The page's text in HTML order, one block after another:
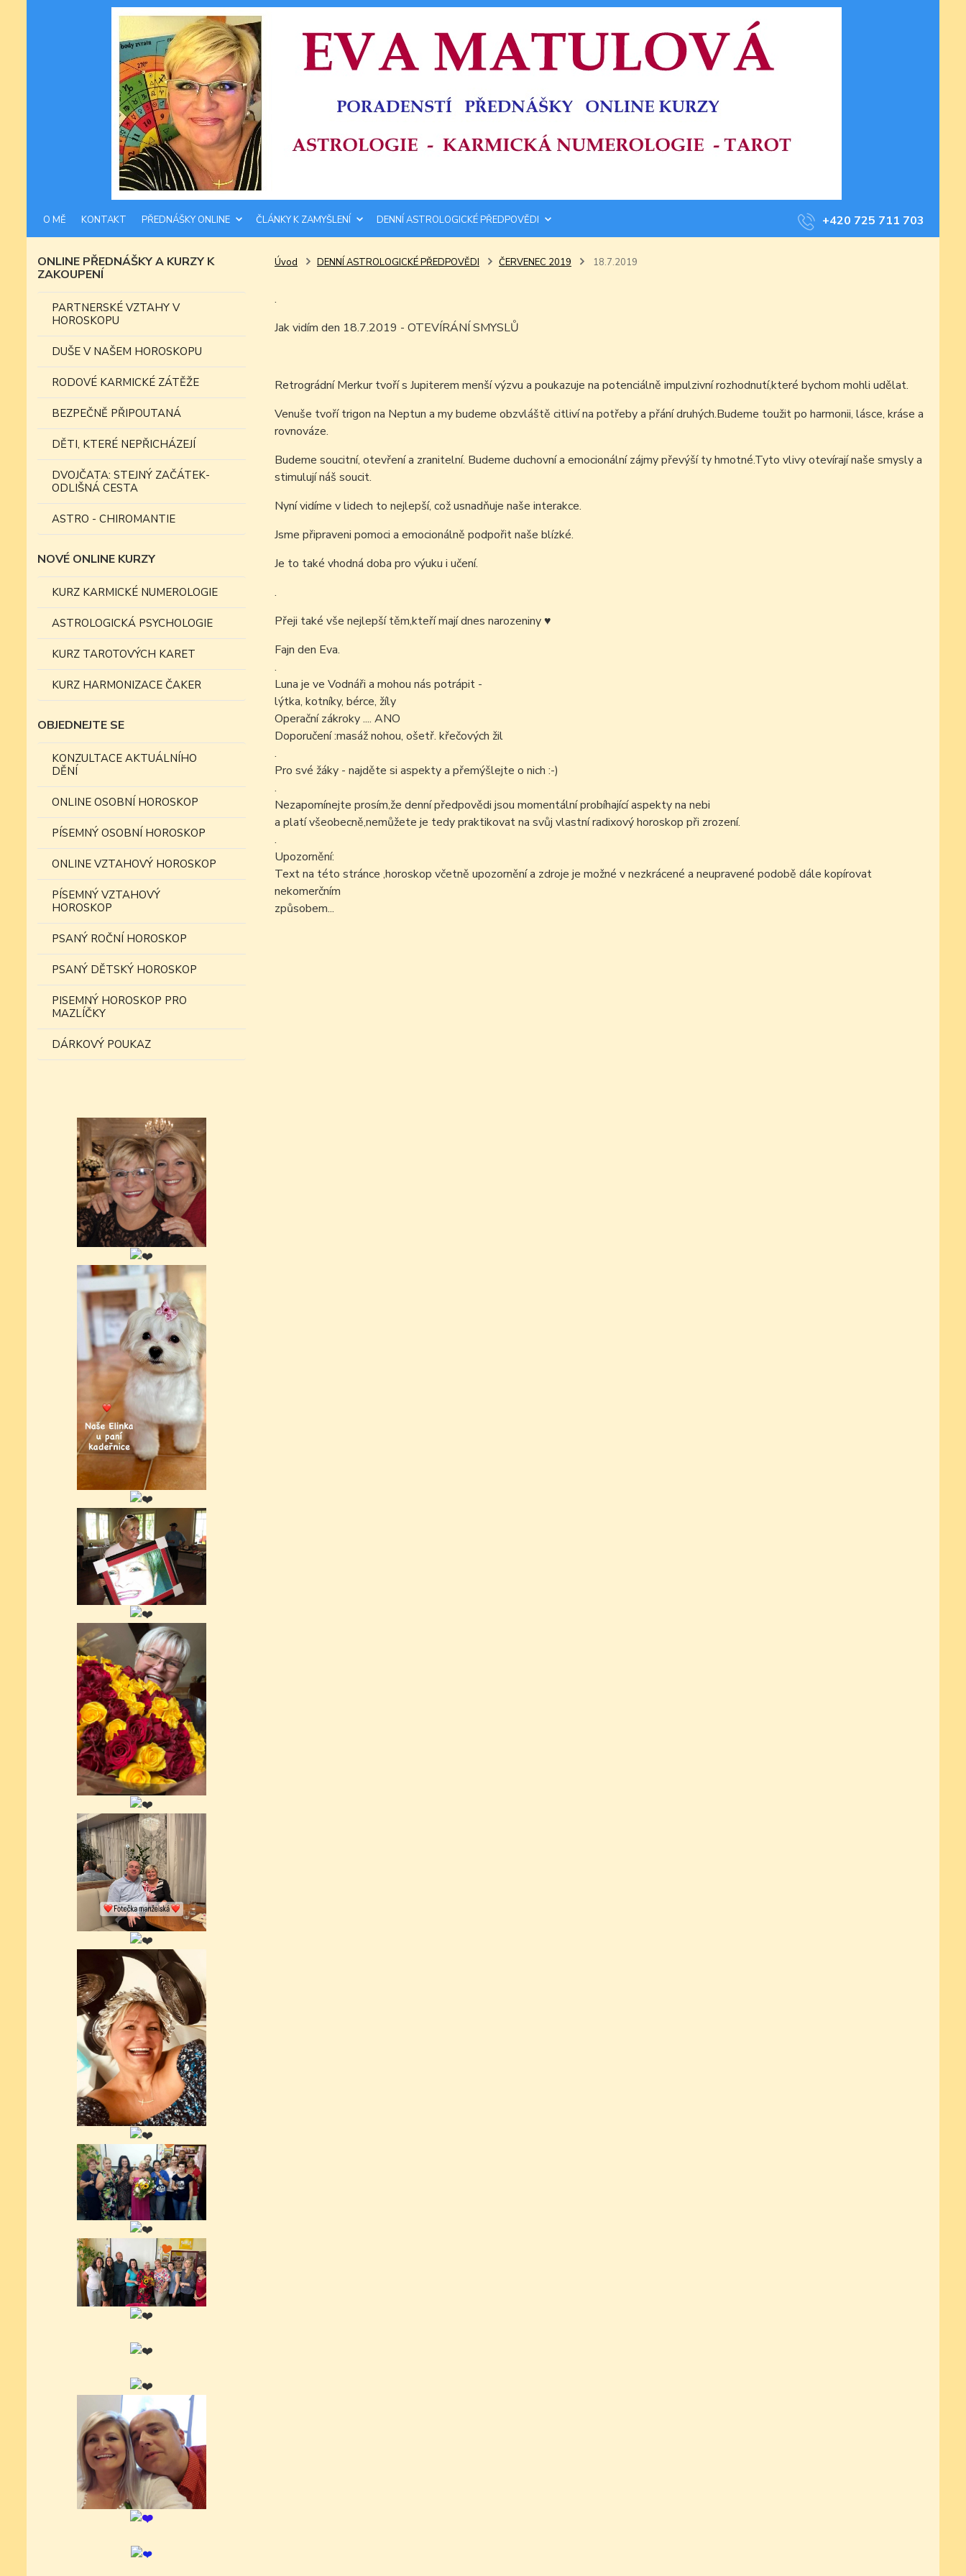
O MĚ KONTAKT PŘEDNÁŠKY ONLINE ČLÁNKY K ZAMYŠLENÍ DENNÍ ASTROLOGICKÉ PŘEDPOVĚDI +420 725 711 703
ONLINE PŘEDNÁŠKY A KURZY K
ZAKOUPENÍ
PARTNERSKÉ VZTAHY V
HOROSKOPU
DUŠE V NAŠEM HOROSKOPU
RODOVÉ KARMICKÉ ZÁTĚŽE
BEZPEČNĚ PŘIPOUTANÁ
DĚTI, KTERÉ NEPŘICHÁZEJÍ
DVOJČATA: STEJNÝ ZAČÁTEK-
ODLIŠNÁ CESTA
ASTRO - CHIROMANTIE
NOVÉ ONLINE KURZY
KURZ KARMICKÉ NUMEROLOGIE
ASTROLOGICKÁ PSYCHOLOGIE
KURZ TAROTOVÝCH KARET
KURZ HARMONIZACE ČAKER
OBJEDNEJTE SE
KONZULTACE AKTUÁLNÍHO
DĚNÍ
ONLINE OSOBNÍ HOROSKOP
PÍSEMNÝ OSOBNÍ HOROSKOP
ONLINE VZTAHOVÝ HOROSKOP
PÍSEMNÝ VZTAHOVÝ
HOROSKOP
PSANÝ ROČNÍ HOROSKOP
PSANÝ DĚTSKÝ HOROSKOP
PISEMNÝ HOROSKOP PRO
MAZLÍČKY
DÁRKOVÝ POUKAZ
Úvod DENNÍ ASTROLOGICKÉ PŘEDPOVĚDI ČERVENEC 2019 18.7.2019
.
Jak vidím den 18.7.2019 - OTEVÍRÁNÍ SMYSLŮ
Retrográdní Merkur tvoří s Jupiterem menší výzvu a poukazuje na potenciálně impulzivní rozhodnutí,které bychom mohli udělat.
Venuše tvoří trigon na Neptun a my budeme obzvláště citliví na potřeby a přání druhých.Budeme toužit po harmonii, lásce, kráse a
rovnováze.
Budeme soucitní, otevření a zranitelní. Budeme duchovní a emocionální zájmy převýší ty hmotné.Tyto vlivy otevírají naše smysly a
stimulují náš soucit.
Nyní vidíme v lidech to nejlepší, což usnadňuje naše interakce.
Jsme připraveni pomoci a emocionálně podpořit naše blízké.
Je to také vhodná doba pro výuku i učení.
.
Přeji také vše nejlepší těm,kteří mají dnes narozeniny♥
Fajn den Eva.
.
Luna je ve Vodnáři a mohou nás potrápit -
lýtka, kotníky, bérce, žíly
Operační zákroky .... ANO
Doporučení :masáž nohou, ošetř. křečových žil
.
Pro své žáky - najděte si aspekty a přemýšlejte o nich :-)
.
Nezapomínejte prosím,že denní předpovědi jsou momentální probíhající aspekty na nebi
a platí všeobecně,nemůžete je tedy praktikovat na svůj vlastní radixový horoskop při zrození.
.
Upozornění:
Text na této stránce ,horoskop včetně upozornění a zdroje je možné v nezkrácené a neupravené podobě dále kopírovat
nekomerčním
způsobem...